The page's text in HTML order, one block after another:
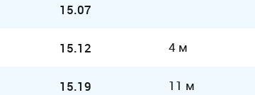
15.07
15.12 4 м
15.19 11 м